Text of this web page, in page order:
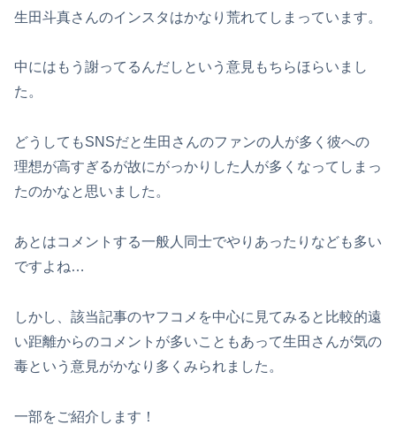
生田斗真さんのインスタはかなり荒れてしまっています。
中にはもう謝ってるんだしという意見もちらほらいまし
た。
どうしてもSNSだと生田さんのファンの人が多く彼への
理想が高すぎるが故にがっかりした人が多くなってしまっ
たのかなと思いました。
あとはコメントする一般人同士でやりあったりなども多い
ですよね…
しかし、該当記事のヤフコメを中心に見てみると比較的遠
い距離からのコメントが多いこともあって生田さんが気の
毒という意見がかなり多くみられました。
一部をご紹介します！